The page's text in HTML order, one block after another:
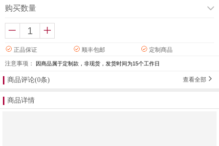
购买数量
正品保证 顺丰包邮
定制商品
注意事项：
因商品属于定制款，非现货，发货时间为15个工作日
商品评论(0条) 查看全部
商品详情